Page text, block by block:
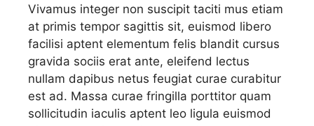
Vivamus integer non suscipit taciti mus etiam
at primis tempor sagittis sit, euismod libero
facilisi aptent elementum felis blandit cursus
gravida sociis erat ante, eleifend lectus
nullam dapibus netus feugiat curae curabitur
est ad. Massa curae fringilla porttitor quam
sollicitudin iaculis aptent leo ligula euismod